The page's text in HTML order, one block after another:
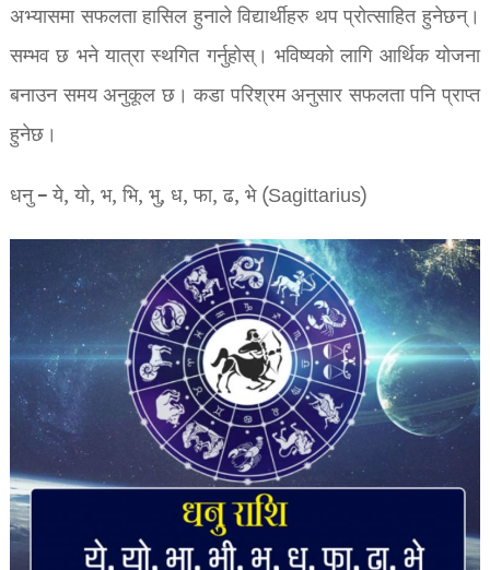
अभ्यासमा सफलता हासिल हुनाले विद्यार्थीहरु थप प्रोत्साहित हुनेछन्।
सम्भव छ भने यात्रा स्थगित गर्नुहोस्। भविष्यको लागि आर्थिक योजना
बनाउन समय अनुकूल छ। कडा परिश्रम अनुसार सफलता पनि प्राप्त
हुनेछ।
धनु – ये, यो, भ, भि, भु, ध, फा, ढ, भे (Sagittarius)